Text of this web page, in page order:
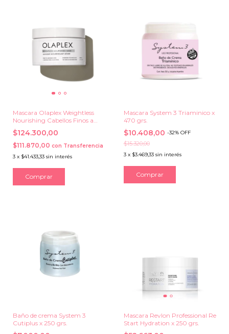
Mascara Olaplex Weightless
Nourishing Cabellos Finos a
Medios x 200 ml.
$124.300,00
$111.870,00 con Transferencia
3 x $41.433,33 sin interés
Mascara System 3 Triaminico x
470 grs.
$10.408,00 -32% OFF
$15.320,00
3 x $3.469,33 sin interés
Baño de crema System 3
Cutiplus x 250 grs.
Mascara Revlon Professional Re
Start Hydration x 250 grs.